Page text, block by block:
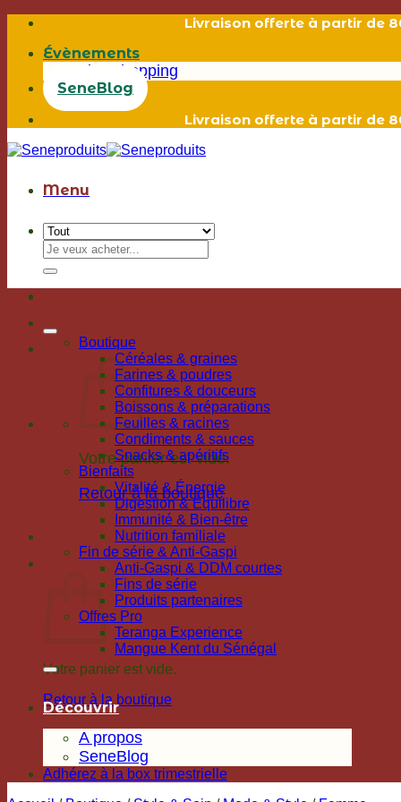
Passer
contenu
Livraison offerte à partir de
Évènements
Live shopping
SeneBlog
Livraison offerte à partir de
Menu
Recherche
pour :
Votre panier est vide.
Retour à la boutique
Panier
Votre panier est vide.
Retour à la boutique
Boutique
Céréales & graines
Farines & poudres
Confitures & douceurs
Boissons & préparations
Feuilles & racines
Condiments & sauces
Snacks & apéritifs
Bienfaits
Vitalité & Énergie
Digestion & Équilibre
Immunité & Bien-être
Nutrition familiale
Fin de série & Anti-Gaspi
Anti-Gaspi & DDM courtes
Fins de série
Produits partenaires
Offres Pro
Teranga Experience
Mangue Kent du Sénégal
Découvrir
A propos
SeneBlog
Adhérez à la box trimestrielle